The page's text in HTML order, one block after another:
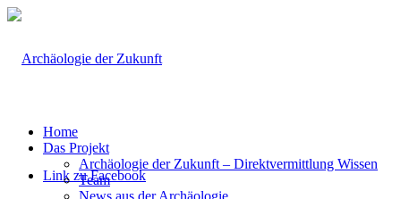
Link zu Facebook
Home
Das Projekt
Archäologie der Zukunft – Direktvermittlung Wissen
Team
News aus der Archäologie